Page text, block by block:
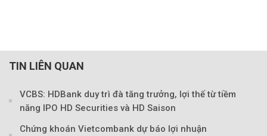
TIN LIÊN QUAN
VCBS: HDBank duy trì đà tăng trưởng, lợi thế từ tiềm
năng IPO HD Securities và HD Saison
Chứng khoán Vietcombank dự báo lợi nhuận